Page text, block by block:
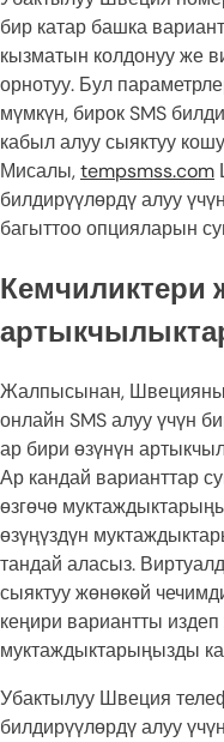
бир катар башка
кызматын колдонуу же
орнотуу. Бул
мүмкүн, бирок SMS
кабыл алуу сыяктуу
Мисалы,tempsmss.com
билдирүүлөрдү алуу
багыттоо опцияларын
Кемчиликтери
Жалпысынан,
онлайн SMS алуу үчүн
ар бири өзүнүн
Ар кандай варианттар
өзгөчө
өзүңүздүн
тандай аласыз.
сыяктуу жөнөкөй
кеңири вариантты
муктаждыктарыңызды
Убактылуу Швеция
билдирүүлөрдү алуу